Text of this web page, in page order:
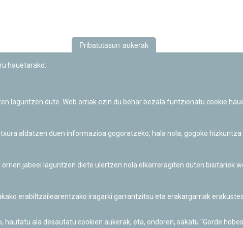
Pribatutasun-aukerak
hauetarako:
laguntzen dute. Web orriak ezin du behar bezala funtzionatu cookie
aldatzen duen informazioa gogoratzeko, hala nola, gogoko hizkuntza
jabeei laguntzen diete ulertzen nola elkarreragiten duten bisitariek
erabiltzailearentzako iragarki garrantzitsu eta erakargarriak
ala desautatu cookien aukerak, eta, ondoren, sakatu "Gorde